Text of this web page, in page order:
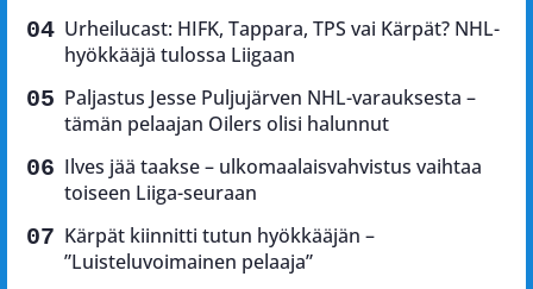
Urheilucast: HIFK, Tappara, TPS vai Kärpät? NHL-
hyökkääjä tulossa Liigaan
Paljastus Jesse Puljujärven NHL-varauksesta –
tämän pelaajan Oilers olisi halunnut
Ilves jää taakse – ulkomaalaisvahvistus vaihtaa
toiseen Liiga-seuraan
Kärpät kiinnitti tutun hyökkääjän –
”Luisteluvoimainen pelaaja”